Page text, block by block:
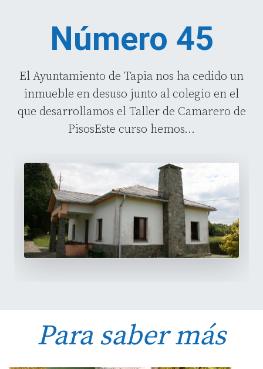
Número 45
El Ayuntamiento de Tapia nos ha cedido un
inmueble en desuso junto al colegio en el
que desarrollamos el Taller de Camarero de
PisosEste curso hemos...
Para saber más